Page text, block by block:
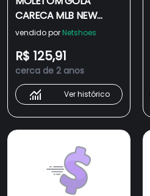
CARECA MLB NEW
YORK YANKEES
NEW ERA
vendido por Netshoes
R$ 125,91
cerca de 2 anos
Ver histórico